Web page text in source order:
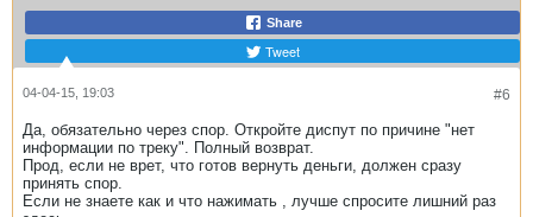
Share
Tweet
#6
04-04-15, 19:03
Да, обязательно через спор. Откройте диспут по причине "нет
информации по треку". Полный возврат.
Прод, если не врет, что готов вернуть деньги, должен сразу
принять спор.
Если не знаете как и что нажимать , лучше спросите лишний раз